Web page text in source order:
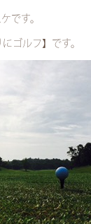
です。
ゴルフ】です。